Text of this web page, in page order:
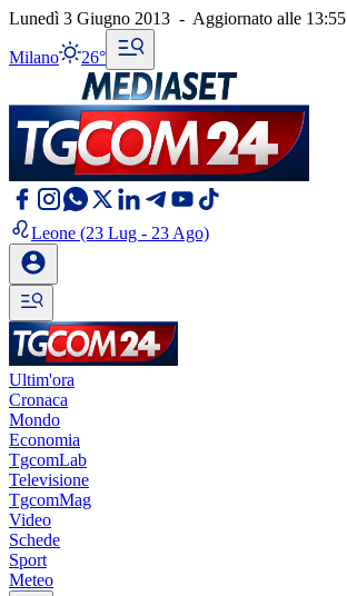
Lunedì 3 Giugno 2013 - Aggiornato alle 13:55
Milano 26°
Leone (23 Lug - 23 Ago)
Ultim'ora
Cronaca
Mondo
Economia
TgcomLab
Televisione
TgcomMag
Video
Schede
Sport
Meteo